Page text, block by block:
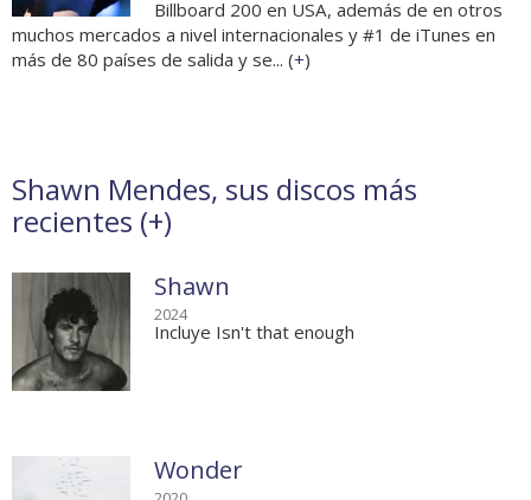
Billboard 200 en USA, además de en otros
muchos mercados a nivel internacionales y #1 de iTunes en
más de 80 países de salida y se... (+)
Shawn Mendes, sus discos más
recientes (+)
Shawn
2024
Incluye Isn't that enough
Wonder